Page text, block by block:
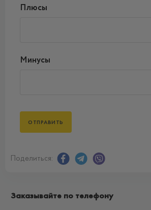
Плюсы
Минусы
Поделиться:
Заказывайте по телефону